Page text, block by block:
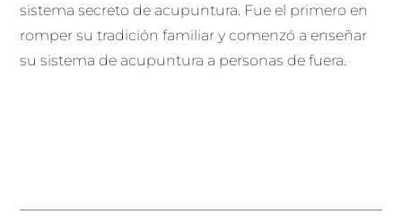
sistema secreto de acupuntura. Fue el primero en
romper su tradición familiar y comenzó a enseñar
su sistema de acupuntura a personas de fuera.